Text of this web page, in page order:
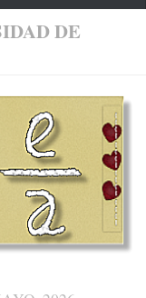
DE